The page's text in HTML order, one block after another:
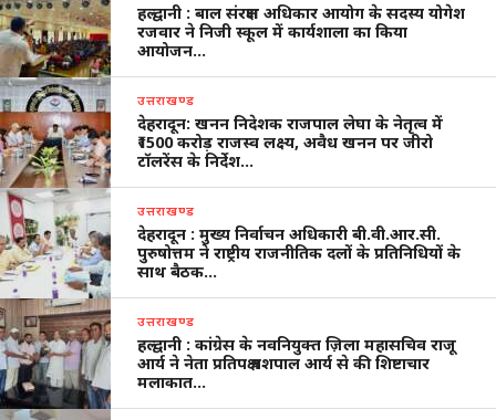
हल्द्वानी : बाल संरक्षण अधिकार आयोग के सदस्य योगेश
रजवार ने निजी स्कूल में कार्यशाला का किया
आयोजन…
उत्तराखण्ड
देहरादून: खनन निदेशक राजपाल लेघा के नेतृत्व में
₹1500 करोड़ राजस्व लक्ष्य, अवैध खनन पर जीरो
टॉलरेंस के निर्देश…
उत्तराखण्ड
देहरादून : मुख्य निर्वाचन अधिकारी बी.वी.आर.सी.
पुरुषोत्तम ने राष्ट्रीय राजनीतिक दलों के प्रतिनिधियों के
साथ बैठक…
उत्तराखण्ड
हल्द्वानी : कांग्रेस के नवनियुक्त ज़िला महासचिव राजू
आर्य ने नेता प्रतिपक्ष यशपाल आर्य से की शिष्टाचार
मलाकात…